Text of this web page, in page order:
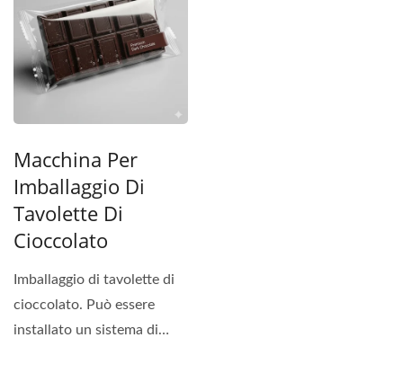
Macchina Per
Imballaggio Di
Tavolette Di
Cioccolato
Imballaggio di tavolette di
cioccolato. Può essere
installato un sistema di